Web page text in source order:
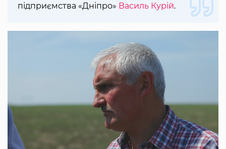
підприємства «Дніпро» Василь Курій.